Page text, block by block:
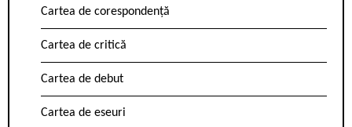
Cartea de corespondență
Cartea de critică
Cartea de debut
Cartea de eseuri